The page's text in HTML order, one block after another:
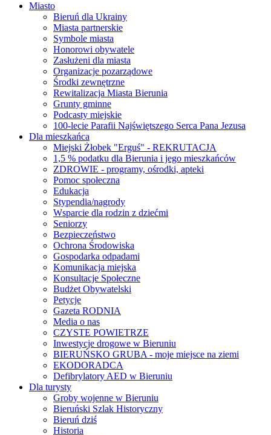
Miasto
Bieruń dla Ukrainy
Miasta partnerskie
Symbole miasta
Honorowi obywatele
Zasłużeni dla miasta
Organizacje pozarządowe
Środki zewnętrzne
Rewitalizacja Miasta Bierunia
Grunty gminne
Podcasty miejskie
100-lecie Parafii Najświętszego Serca Pana Jezusa
Dla mieszkańca
Miejski Żłobek "Erguś" - REKRUTACJA
1,5 % podatku dla Bierunia i jego mieszkańców
ZDROWIE - programy, ośrodki, apteki
Pomoc społeczna
Edukacja
Stypendia/nagrody
Wsparcie dla rodzin z dziećmi
Seniorzy
Bezpieczeństwo
Ochrona Środowiska
Gospodarka odpadami
Komunikacja miejska
Konsultacje Społeczne
Budżet Obywatelski
Petycje
Gazeta RODNIA
Media o nas
CZYSTE POWIETRZE
Inwestycje drogowe w Bieruniu
BIERUŃSKO GRUBA - moje miejsce na ziemi
EKODORADCA
Defibrylatory AED w Bieruniu
Dla turysty
Groby wojenne w Bieruniu
Bieruński Szlak Historyczny
Bieruń dziś
Historia